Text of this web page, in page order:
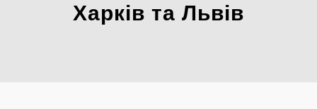
Харків та Львів